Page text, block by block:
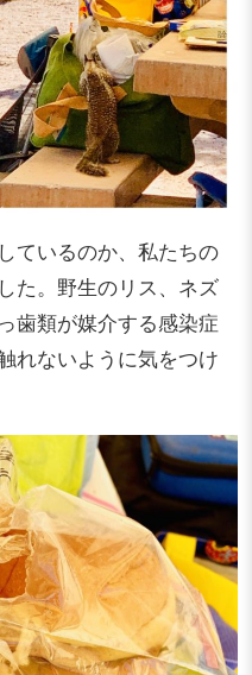
ているのか、私たちの
た。野生のリス、ネズ
歯類が媒介する感染症
れないように気をつけ